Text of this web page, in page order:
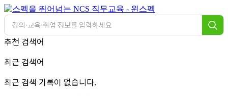
추천 검색어
최근 검색어
최근 검색 기록이 없습니다.